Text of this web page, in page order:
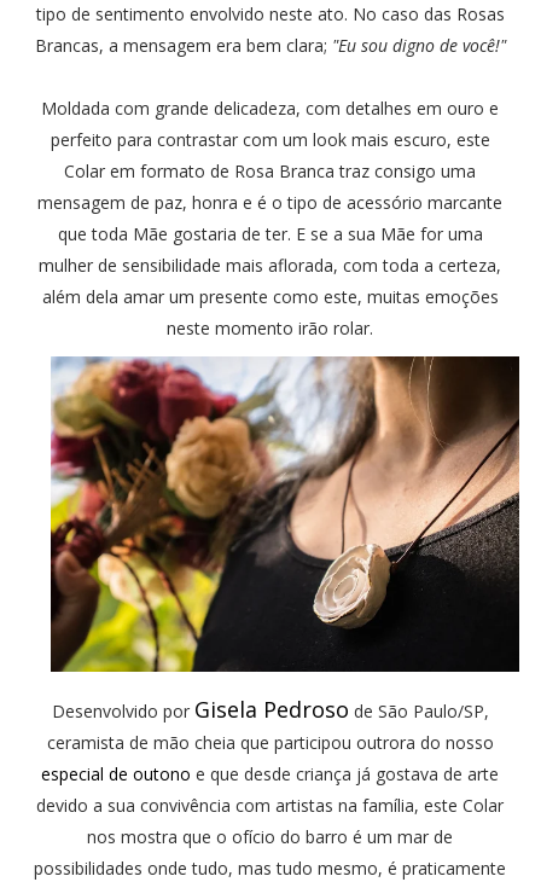
tipo de sentimento envolvido neste ato. No caso das Rosas
Brancas, a mensagem era bem clara; "Eu sou digno de você!"
Moldada com grande delicadeza, com detalhes em ouro e
perfeito para contrastar com um look mais escuro, este
Colar em formato de Rosa Branca traz consigo uma
mensagem de paz, honra e é o tipo de acessório marcante
que toda Mãe gostaria de ter. E se a sua Mãe for uma
mulher de sensibilidade mais aflorada, com toda a certeza,
além dela amar um presente como este, muitas emoções
neste momento irão rolar.
Desenvolvido por Gisela Pedroso de São Paulo/SP,
ceramista de mão cheia que participou outrora do nosso
especial de outono e que desde criança já gostava de arte
devido a sua convivência com artistas na família, este Colar
nos mostra que o ofício do barro é um mar de
possibilidades onde tudo, mas tudo mesmo, é praticamente